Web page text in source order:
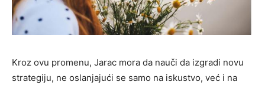
Kroz ovu promenu, Jarac mora da nauči da izgradi novu
strategiju, ne oslanjajući se samo na iskustvo, već i na